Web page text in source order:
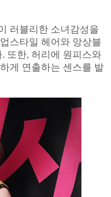
러블리한 소녀감성을
스타일 헤어와 앙상블
또한, 허리에 원피스와
게 연출하는 센스를 발